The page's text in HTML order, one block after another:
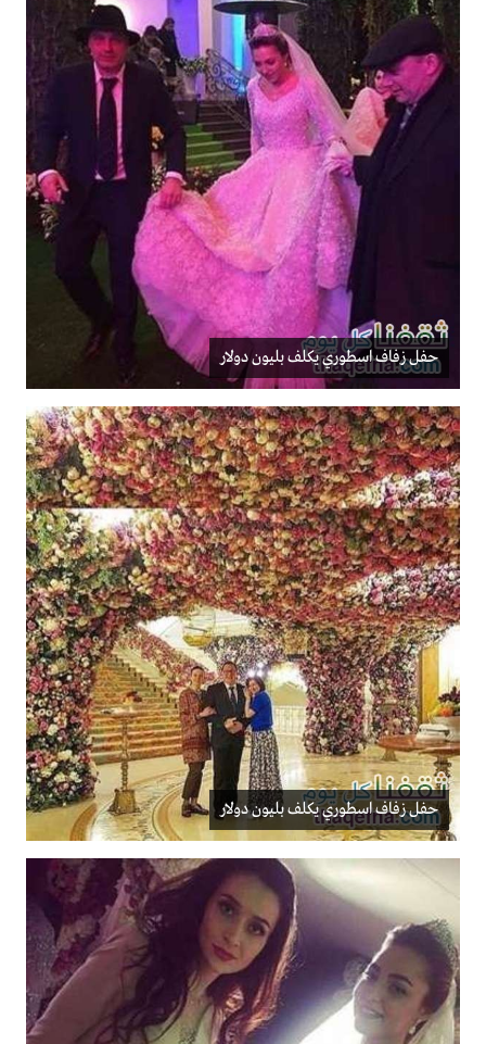
حفل زفاف اسطوري يكلف بليون دولار
حفل زفاف اسطوري يكلف بليون دولار